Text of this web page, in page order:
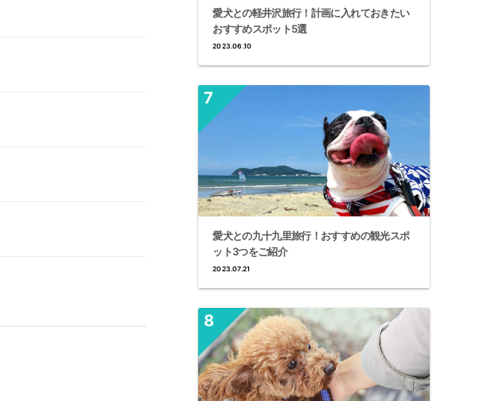
愛犬との軽井沢旅行！計画に入れておきたい
おすすめスポット5選
2023.06.10
愛犬との九十九里旅行！おすすめの観光スポ
ット3つをご紹介
2023.07.21